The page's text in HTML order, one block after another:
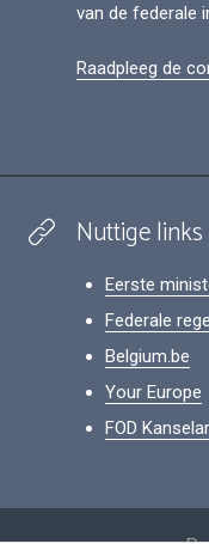
van de federale
Raadpleeg de
Nuttige links
Eerste
Federale
Belgium.be
Your Europe
FOD